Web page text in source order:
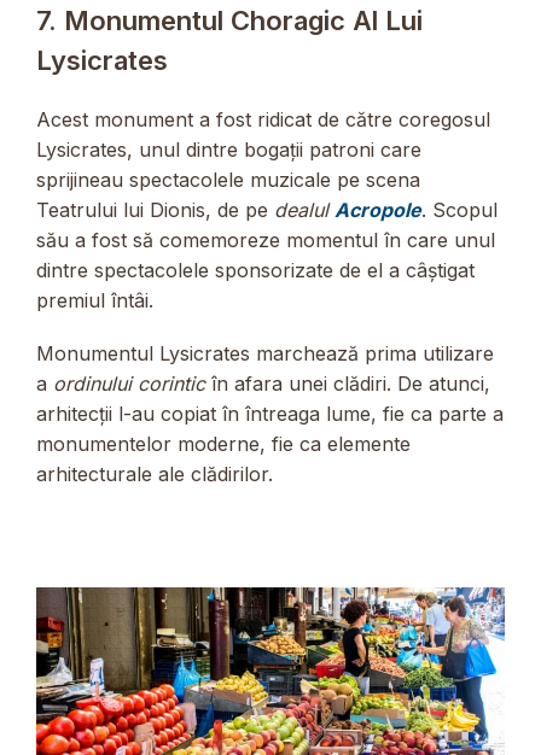
7. Monumentul Choragic Al Lui
Lysicrates
Acest monument a fost ridicat de către coregosul
Lysicrates, unul dintre bogații patroni care
sprijineau spectacolele muzicale pe scena
Teatrului lui Dionis, de pe dealul Acropole. Scopul
său a fost să comemoreze momentul în care unul
dintre spectacolele sponsorizate de el a câștigat
premiul întâi.
Monumentul Lysicrates marchează prima utilizare
a ordinului corinticîn afara unei clădiri. De atunci,
arhitecții l-au copiat în întreaga lume, fie ca parte a
monumentelor moderne, fie ca elemente
arhitecturale ale clădirilor.